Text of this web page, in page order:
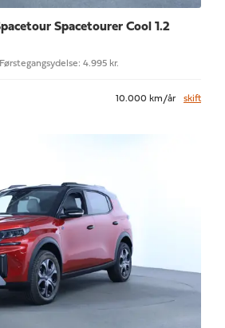
Spacetourer Cool 1.2
4.995 kr.
10.000 km/år skift